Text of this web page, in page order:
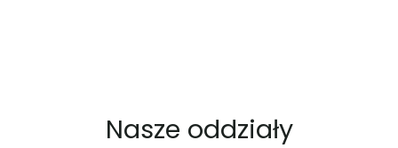
Nasze oddziały